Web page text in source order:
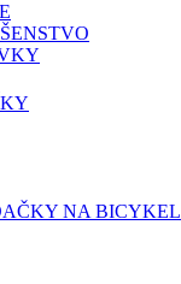
NA BICYKEL